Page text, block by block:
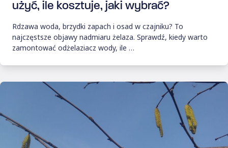
użyć, ile kosztuje, jaki wybrać?
Rdzawa woda, brzydki zapach i osad w czajniku? To
najczęstsze objawy nadmiaru żelaza. Sprawdź, kiedy warto
zamontować odżelaziacz wody, ile …